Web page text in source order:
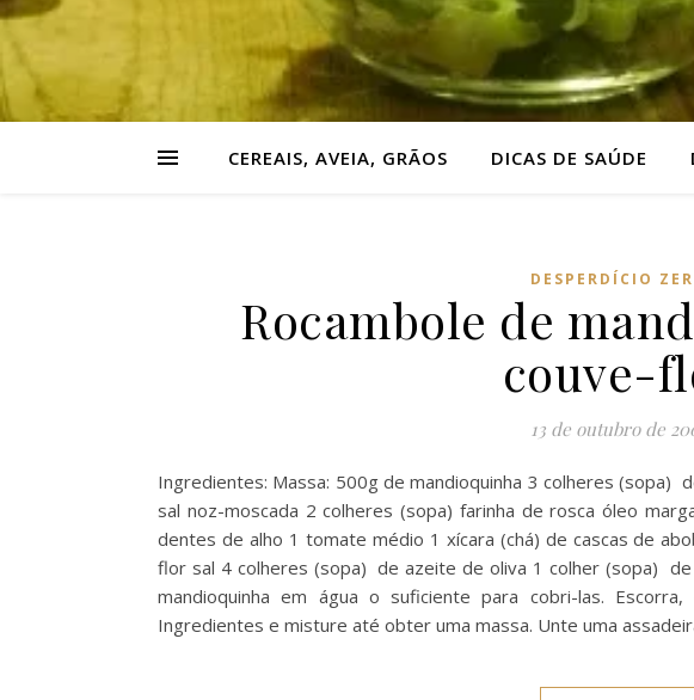
CEREAIS, AVEIA, GRÃOS DICAS DE SAÚDE
DESPERDÍCIO
Rocambole de
couve-
13 de outubro de
Ingredientes: Massa: 500g de mandioquinha 3 colheres (sopa)
sal noz-moscada 2 colheres (sopa) farinha de rosca óleo
dentes de alho 1 tomate médio 1 xícara (chá) de cascas de
flor sal 4 colheres (sopa) de azeite de oliva 1 colher (sopa) de
mandioquinha em água o suficiente para cobri-las.
Ingredientes e misture até obter uma massa. Unte uma